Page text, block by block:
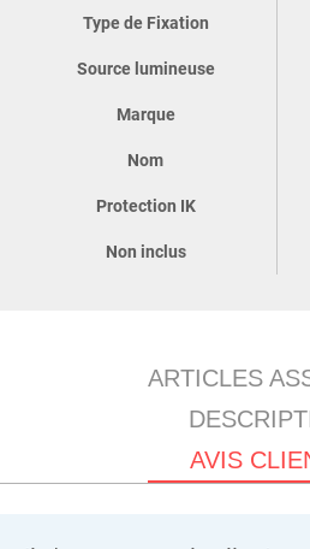
Type de Fixation
Source lumineuse
Marque
Nom
Protection IK
Non inclus
ARTICLES
AVIS